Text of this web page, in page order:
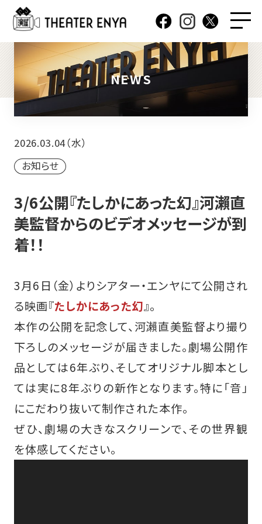
NEWS
2026.03.04（水）
お知らせ
3/6公開『たしかにあった幻』河瀨直
美監督からのビデオメッセージが到
着！！
3月6日（金）よりシアター・エンヤにて公開され
る映画『たしかにあった幻』。
本作の公開を記念して、河瀨直美監督より撮り
下ろしのメッセージが届きました。劇場公開作
品としては6年ぶり、そしてオリジナル脚本とし
ては実に8年ぶりの新作となります。特に「音」
にこだわり抜いて制作された本作。
ぜひ、劇場の大きなスクリーンで、その世界観
を体感してください。